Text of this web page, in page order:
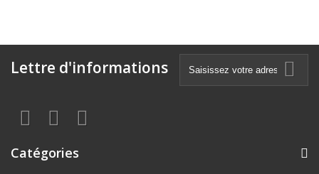
Lettre d'informations
Catégories